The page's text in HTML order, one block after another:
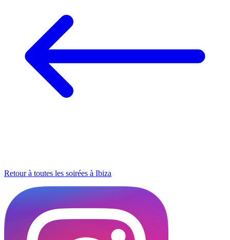
Retour à toutes les soirées à Ibiza